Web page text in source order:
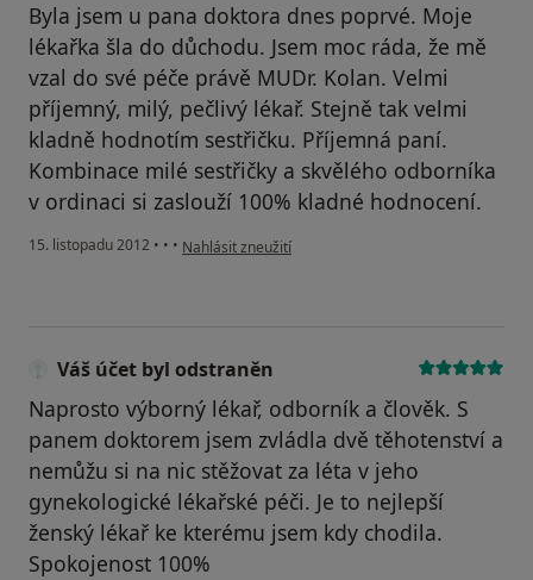
Byla jsem u pana doktora dnes poprvé. Moje
lékařka šla do důchodu. Jsem moc ráda, že mě
vzal do své péče právě MUDr. Kolan. Velmi
příjemný, milý, pečlivý lékař. Stejně tak velmi
kladně hodnotím sestřičku. Příjemná paní.
Kombinace milé sestřičky a skvělého odborníka
v ordinaci si zaslouží 100% kladné hodnocení.
15. listopadu 2012 • • • podle názoru uživatele Váš účet byl odstraněn
Nahlásit zneužití
Váš účet byl odstraněn
Naprosto výborný lékař, odborník a člověk. S
panem doktorem jsem zvládla dvě těhotenství a
nemůžu si na nic stěžovat za léta v jeho
gynekologické lékařské péči. Je to nejlepší
ženský lékař ke kterému jsem kdy chodila.
Spokojenost 100%